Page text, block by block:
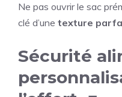
Ne pas ouvrir le sac
clé d’une texture
Sécurité